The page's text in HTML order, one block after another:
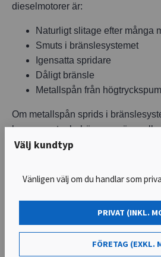
Välj kundtyp
Vänligen välj om du handlar som
PRIVAT (INKL.
FÖRETAG (EXKL.
dieselmotorer är:
Naturligt slitage efter många
Smuts i bränslesystemet
Igensatta spridare
Dåligt bränsle
Metallspån från
Om metallspån sprids i
komponenter behöva rengöras
dieselspridare?
För att avgöra om spridarna är
kontrolleras med rätt utrustning.
En korrekt felsökning kan inkludera: